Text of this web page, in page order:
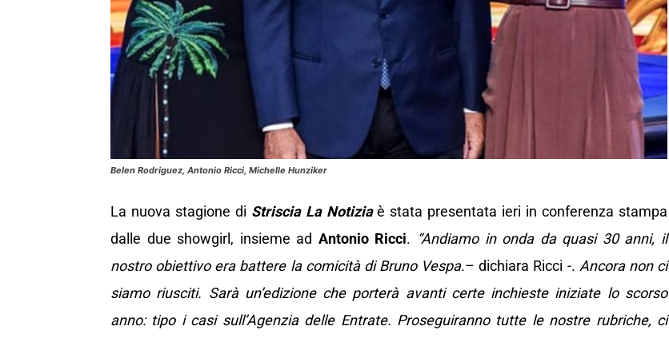
Belen Rodriguez, Antonio Ricci, Michelle Hunziker
La nuova stagione di Striscia La Notiziaè stata presentata ieri in conferenza stampa
dalle due showgirl, insieme ad Antonio Ricci. “Andiamo in onda da quasi 30 anni, il
nostro obiettivo era battere la comicità di Bruno Vespa.– dichiara Ricci -. Ancora non ci
siamo riusciti. Sarà un’edizione che porterà avanti certe inchieste iniziate lo scorso
anno: tipo i casi sull’Agenzia delle Entrate. Proseguiranno tutte le nostre rubriche, ci